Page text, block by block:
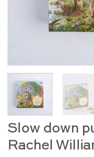
Slow down
Rachel